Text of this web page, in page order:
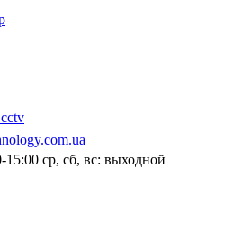
15:00 ср, сб, вс: выходной